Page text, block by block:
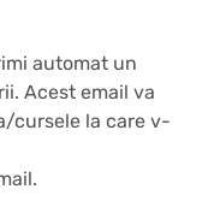
automat un
Acest email va
cursele la care v-